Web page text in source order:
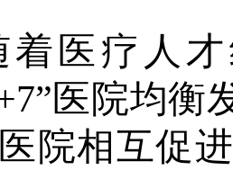
着医疗人
医院均衡
院相互促